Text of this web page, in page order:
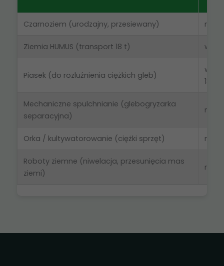
Czarnoziem (urodzajny, przesiewany) m³
Ziemia HUMUS (transport 18 t)
Piasek (do rozluźnienia ciężkich gleb)
18 t
Mechaniczne spulchnianie (glebogryzarka
separacyjna)
m²
Orka / kultywatorowanie (ciężki sprzęt) m²
Roboty ziemne (niwelacja, przesunięcia mas
ziemi)
m³